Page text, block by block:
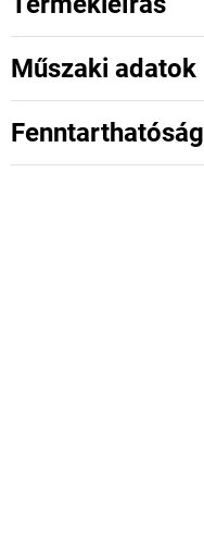
Műszaki adatok
Fenntarthatóság